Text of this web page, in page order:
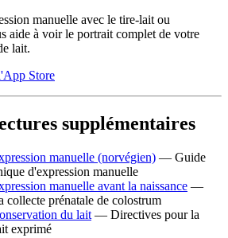
manuelle avec le tire-lait ou
aide à voir le portrait complet de votre
lait.
Store
supplémentaires
manuelle (norvégien) — Guide
d'expression manuelle
manuelle avant la naissance —
collecte prénatale de colostrum
du lait — Directives pour la
exprimé